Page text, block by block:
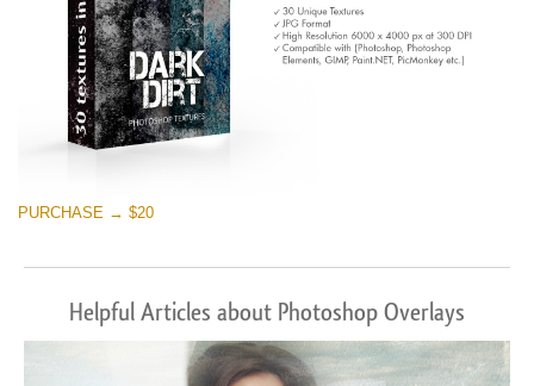
PURCHASE → $20
Helpful Articles about Photoshop Overlays